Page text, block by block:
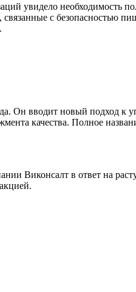
увидело необходимость
связанные с безопасностью
Он вводит новый подход к
качества. Полное
Виконсалт в ответ на